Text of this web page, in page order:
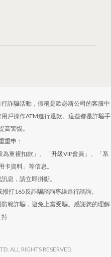
詐騙活動，假稱是歐必斯公司的客服中
戶操作ATM進行退款。這些都是詐騙手
高警惕。
重申：
重複扣款」、「升級VIP會員」、「系
卡資料」等信息。
息，請立即掛斷。
打165反詐騙諮詢專線進行諮詢。
範詐騙，避免上當受騙。感謝您的理解
持
ALL RIGHTS RESERVED.